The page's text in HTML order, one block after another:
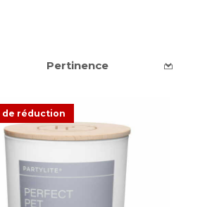
de réduction